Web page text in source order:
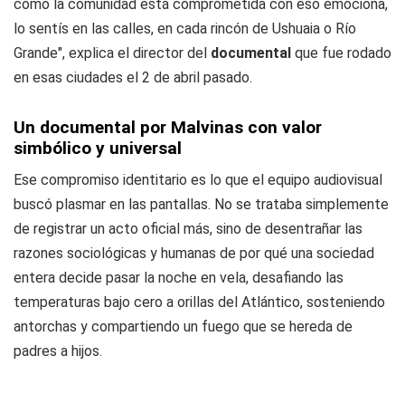
cómo la comunidad está comprometida con eso emociona,
lo sentís en las calles, en cada rincón de Ushuaia o Río
Grande", explica el director del documental que fue rodado
en esas ciudades el 2 de abril pasado.
Un documental por Malvinas con valor
simbólico y universal
Ese compromiso identitario es lo que el equipo audiovisual
buscó plasmar en las pantallas. No se trataba simplemente
de registrar un acto oficial más, sino de desentrañar las
razones sociológicas y humanas de por qué una sociedad
entera decide pasar la noche en vela, desafiando las
temperaturas bajo cero a orillas del Atlántico, sosteniendo
antorchas y compartiendo un fuego que se hereda de
padres a hijos.